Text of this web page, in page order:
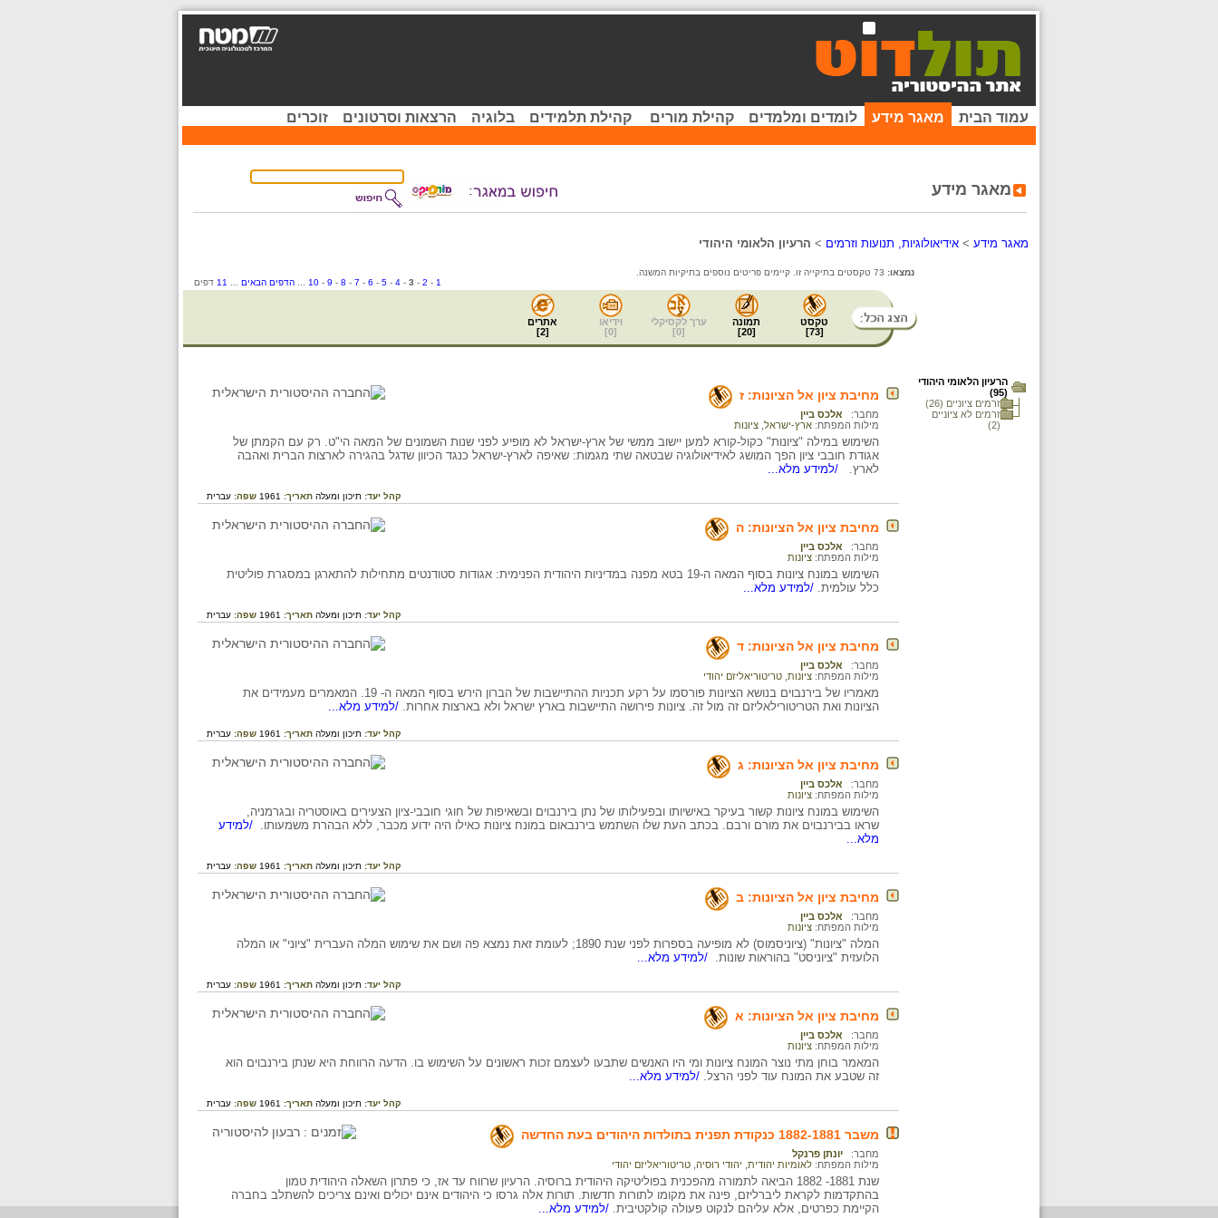
עמוד הבית מאגר מידע לומדים ומלמדים קהילת מורים קהילת תלמידים בלוגיה הרצאות וסרטונים זוכרים
מאגר מידע
מאגר מידע > אידיאולוגיות, תנועות וזרמים > הרעיון הלאומי היהודי
נמצאו:
1
-
2
-
3
-
4
-
5
-
6
-
7
-
8
-
9
-
10 הדפים הבאים 11 דפים
טקסט
[
73
]
תמונה
[
20
]
ערך לקסיקלי
[
0
]
וידיאו
[
0
]
אתרים
[
2
]
הרעיון הלאומי היהודי
(95)
זרמים ציוניים (26)
זרמים לא ציוניים
(2)
מחיבת ציון אל הציונות: ז
מחבר:
אלכס ביין
מילות המפתח: ארץ-ישראל ציונות
השימוש במילה "ציונות" כקול-קורא למען יישוב ממשי של ארץ-ישראל לא מופיע לפני שנות השמונים של המאה הי"ט. רק עם הקמתן של
אגודת חובבי ציון הפך המושג לאידיאולוגיה שבטאה שתי מגמות: שאיפה לארץ-ישראל כנגד הכיוון שדגל בהגירה לארצות הברית ואהבה
לארץ.
/למידע מלא...
קהל יעד: תיכון ומעלה תאריך: 1961 שפה: עברית
מחיבת ציון אל הציונות: ה
מחבר:
אלכס ביין
מילות המפתח: ציונות
השימוש במונח ציונות בסוף המאה ה-19 בטא מפנה במדיניות היהודית הפנימית: אגודות סטודנטים מתחילות להתארגן במסגרת פוליטית
כלל עולמית. /למידע מלא...
קהל יעד: תיכון ומעלה תאריך: 1961 שפה: עברית
מחיבת ציון אל הציונות: ד
מחבר:
אלכס ביין
מילות המפתח: ציונות טריטוריאליזם יהודי
מאמריו של בירנבוים בנושא הציונות פורסמו על רקע תכניות ההתיישבות של הברון הירש בסוף המאה ה- 19. המאמרים מעמידים את
הציונות ואת הטריטורילאליזם זה מול זה. ציונות פירושה התיישבות בארץ ישראל ולא בארצות אחרות. /למידע מלא...
קהל יעד: תיכון ומעלה תאריך: 1961 שפה: עברית
מחיבת ציון אל הציונות: ג
מחבר:
אלכס ביין
מילות המפתח: ציונות
השימוש במונח ציונות קשור בעיקר באישיותו ובפעילותו של נתן בירנבוים ובשאיפות של חוגי חובבי-ציון הצעירים באוסטריה ובגרמניה,
שראו בבירנבוים את מורם ורבם. בכתב העת שלו השתמש בירנבאום במונח ציונות כאילו היה ידוע מכבר, ללא הבהרת משמעותו. /למידע
מלא...
קהל יעד: תיכון ומעלה תאריך: 1961 שפה: עברית
מחיבת ציון אל הציונות: ב
מחבר:
אלכס ביין
מילות המפתח: ציונות
המלה "ציונות" (ציוניסמוס) לא מופיעה בספרות לפני שנת 1890; לעומת זאת נמצא פה ושם את שימוש המלה העברית "ציוני" או המלה
הלועזית "ציוניסט" בהוראות שונות. /למידע מלא...
קהל יעד: תיכון ומעלה תאריך: 1961 שפה: עברית
מחיבת ציון אל הציונות: א
מחבר:
אלכס ביין
מילות המפתח: ציונות
המאמר בוחן מתי נוצר המונח ציונות ומי היו האנשים שתבעו לעצמם זכות ראשונים על השימוש בו. הדעה הרווחת היא שנתן בירנבוים הוא
זה שטבע את המונח עוד לפני הרצל. /למידע מלא...
קהל יעד: תיכון ומעלה תאריך: 1961 שפה: עברית
משבר 1882-1881 כנקודת תפנית בתולדות היהודים בעת החדשה
מחבר:
יונתן פרנקל
מילות המפתח: לאומיות יהודית יהודי רוסיה טריטוריאליזם יהודי
שנת 1881- 1882 הביאה לתמורה מהפכנית בפוליטיקה היהודית ברוסיה. הרעיון שרווח עד אז, כי פתרון השאלה היהודית טמון
בהתקדמות לקראת ליברליזם, פינה את מקומו לתורות חדשות. תורות אלה גרסו כי היהודים אינם יכולים ואינם צריכים להשתלב בחברה
הקיימת כפרטים, אלא עליהם לנקוט פעולה קולקטיבית. /למידע מלא...